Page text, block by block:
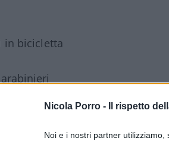
Nicola Porro - Il rispetto
Noi e i nostri partner
in bicicletta